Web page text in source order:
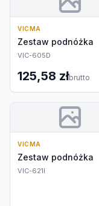
VICMA
Zestaw podnóżka
VIC-605D
125,58 złbrutto
VICMA
Zestaw podnóżka
VIC-621I